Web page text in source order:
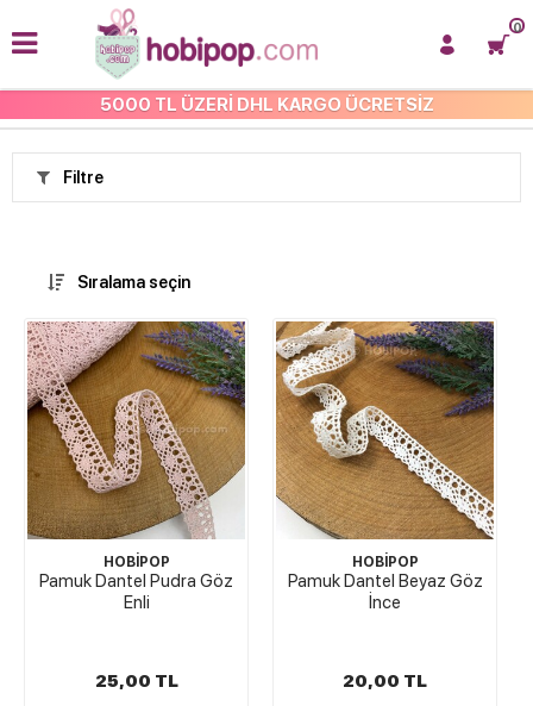
5000 TL ÜZERİ DHL KARGO ÜCRETSİZ
0
ANASAYFA
Filtre
Sıralama seçin
HOBİPOP
Pamuk Dantel Pudra Göz
Enli
25,00 TL
HOBİPOP
Pamuk Dantel Beyaz Göz
İnce
20,00 TL